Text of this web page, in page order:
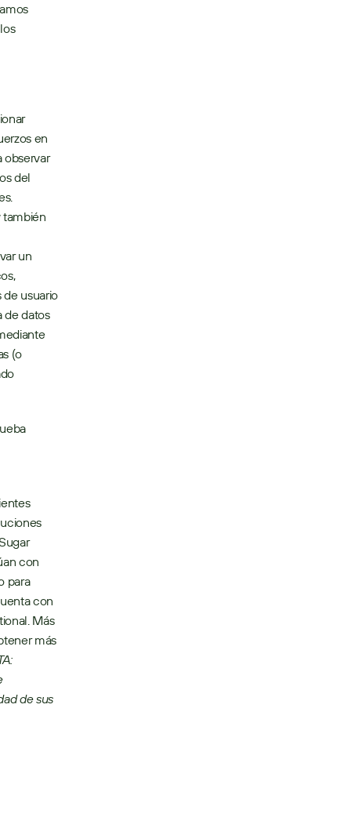
en
observar
del
también
un
usuario
de datos
(o
con
para
con
Más
más
de sus